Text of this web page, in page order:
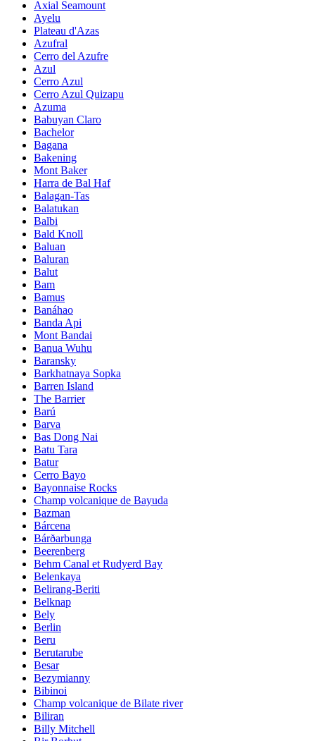
Axial Seamount
Ayelu
Plateau d'Azas
Azufral
Cerro del Azufre
Azul
Cerro Azul
Cerro Azul Quizapu
Azuma
Babuyan Claro
Bachelor
Bagana
Bakening
Mont Baker
Harra de Bal Haf
Balagan-Tas
Balatukan
Balbi
Bald Knoll
Baluan
Baluran
Balut
Bam
Bamus
Banáhao
Banda Api
Mont Bandai
Banua Wuhu
Baransky
Barkhatnaya Sopka
Barren Island
The Barrier
Barú
Barva
Bas Dong Nai
Batu Tara
Batur
Cerro Bayo
Bayonnaise Rocks
Champ volcanique de Bayuda
Bazman
Bárcena
Bárðarbunga
Beerenberg
Behm Canal et Rudyerd Bay
Belenkaya
Belirang-Beriti
Belknap
Bely
Berlin
Beru
Berutarube
Besar
Bezymianny
Bibinoi
Champ volcanique de Bilate river
Biliran
Billy Mitchell